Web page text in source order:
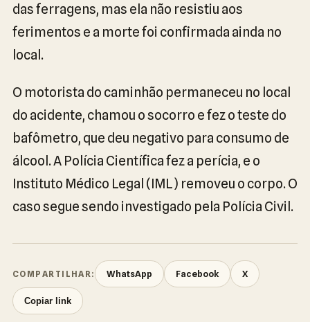
das ferragens, mas ela não resistiu aos
ferimentos e a morte foi confirmada ainda no
local.
O motorista do caminhão permaneceu no local
do acidente, chamou o socorro e fez o teste do
bafômetro, que deu negativo para consumo de
álcool. A Polícia Científica fez a perícia, e o
Instituto Médico Legal (IML) removeu o corpo. O
caso segue sendo investigado pela Polícia Civil.
COMPARTILHAR: WhatsApp Facebook X
Copiar link